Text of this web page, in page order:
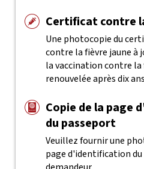
Certificat contre
Une photocopie du
contre la fièvre jaune à
la vaccination contre
renouvelée après dix ans
Copie de la page
du passeport
Veuillez fournir une
page d'identification